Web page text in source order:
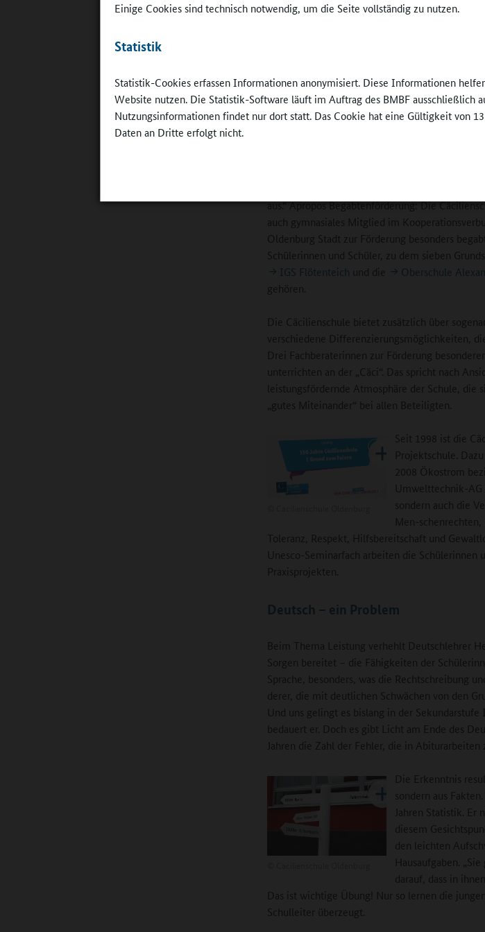
Einige Cookies sind technisch notwendig, um die Seite vollständig zu nutzen.
Statistik
Statistik-Cookies erfassen Informationen anonymisiert. Diese Informationen
Website nutzen. Die Statistik-Software läuft im Auftrag des BMBF ausschließlich
Nutzungsinformationen findet nur dort statt. Das Cookie hat eine Gültigkeit von
Daten an Dritte erfolgt nicht.
eine eigene Musikklasse. 30 Kinder können
fünfstündiges Hauptfach.
Die Schule unternimmt alles, die jungen
aus.“ Apropos Begabtenförderung: Die
auch gymnasiales Mitglied im
Oldenburg Stadt zur Förderung besonders
Schülerinnen und Schüler, zu dem sieben
IGS Flötenteich und die
Oberschule
gehören.
Die Cäcilienschule bietet zusätzlich über
verschiedene Differenzierungsmöglichkeiten,
Drei Fachberaterinnen zur Förderung
unterrichten an der „Cäci“. Das spricht nach
leistungsfördernde Atmosphäre der Schule,
„gutes Miteinander“ bei allen Beteiligten.
Seit 1998 ist die
Projektschule.
2008 Ökostrom
Umwelttechnik-AG
sondern auch die
Men-
Toleranz, Respekt, Hilfsbereitschaft und
Unesco-Seminarfach arbeiten die Schülerinnen
Praxisprojekten.
Deutsch – ein Problem
Beim Thema Leistung verhehlt Deutschlehrer
Sorgen bereitet – die Fähigkeiten der
Sprache, besonders, was die Rechtschreibung
derer, die mit deutlichen Schwächen von den
Und uns gelingt es bislang in der Sekundarstufe
bedauert er. Doch es gibt Licht am Ende des
Jahren die Zahl der Fehler, die in Abiturarbeiten
Die Erkenntnis
sondern aus
Jahren Statistik.
diesem
den leichten
Hausaufgaben.
darauf, dass in
Das ist wichtige Übung! Nur so lernen die
Schulleiter überzeugt.